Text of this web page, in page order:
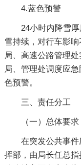
4.蓝色预警
24小时内降雪
雪持续，对行车影
局、高速公路管理
局、管理处调度应
色预警。
三、责任分工
（一）总体要求
在突发公共事
挥部，由局长任总指